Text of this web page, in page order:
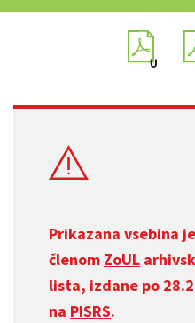
Prikazana vsebina
členom ZoUL
lista, izdane po
na PISRS.